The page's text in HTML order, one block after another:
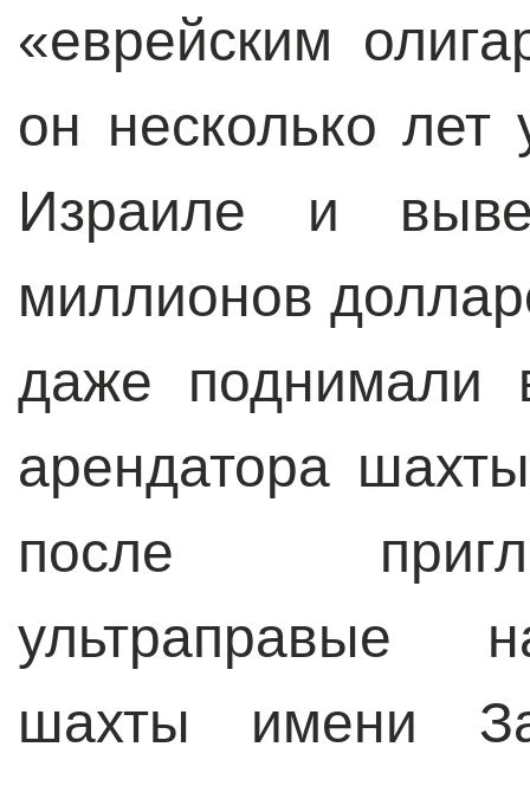
«еврейским
он несколько лет
Израиле и
миллионов
даже поднимали
арендатора
после
ультраправые
шахты имени